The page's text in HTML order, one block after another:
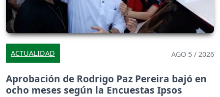
ACTUALIDAD AGO 5 / 2026
Aprobación de Rodrigo Paz Pereira bajó en
ocho meses según la Encuestas Ipsos